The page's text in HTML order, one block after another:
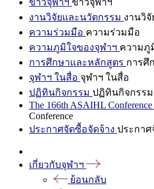
ข่าวจุฬาฯ ข่าวจุฬาฯ
งานวิจัยและนวัตกรรม งานวิ
ความร่วมมือ ความร่วมมือ
ความภูมิใจของจุฬาฯ ความภู
การศึกษาและหลักสูตร การศึ
จุฬาฯ ในสื่อ จุฬาฯ ในสื่อ
ปฏิทินกิจกรรม ปฏิทินกิจกรรม
The 166th ASAIHL Conference
Conference
ประกาศจัดซื้อจัดจ้าง ประกาศ
เกี่ยวกับจุฬาฯ
ย้อนกลับ